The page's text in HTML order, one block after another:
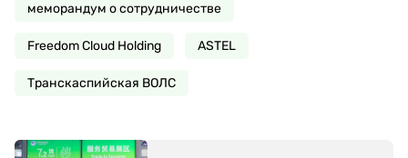
меморандум о сотрудничестве
Freedom Cloud Holding ASTEL
Транскаспийская ВОЛС